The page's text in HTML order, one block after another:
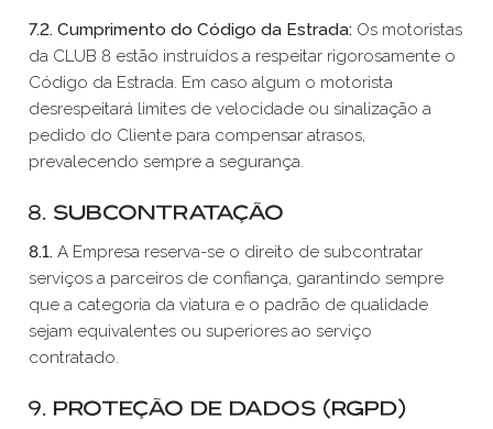
7.2. Cumprimento do Código da Estrada: Os motoristas
da CLUB 8 estão instruídos a respeitar rigorosamente o
Código da Estrada. Em caso algum o motorista
desrespeitará limites de velocidade ou sinalização a
pedido do Cliente para compensar atrasos,
prevalecendo sempre a segurança.
8. Subcontratação
8.1. A Empresa reserva-se o direito de subcontratar
serviços a parceiros de confiança, garantindo sempre
que a categoria da viatura e o padrão de qualidade
sejam equivalentes ou superiores ao serviço
contratado.
9. Proteção de Dados (RGPD)